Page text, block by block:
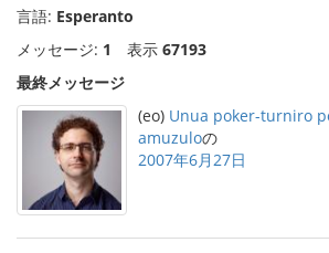
言語: Esperanto
メッセージ: 1 表示 67193
最終メッセージ
(eo) Unua poker-turniro
amuzuloの
2007年6月27日